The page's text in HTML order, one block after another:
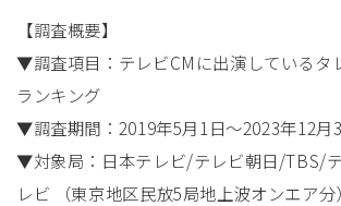
【調査概要】
▼調査項目：テレビCMに出演しているタ
ランキング
▼調査期間：2019年5月1日～2023年12月
▼対象局：日本テレビ/テレビ朝日/TBS/
レビ （東京地区民放5局地上波オンエア分）